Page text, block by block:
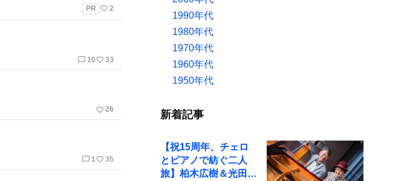
PR favorite_border 2
chat_bubble_outline 10favorite_border 33
favorite_border 26
chat_bubble_outline 1 favorite_border 35
1990年代
1980年代
1970年代
1960年代
1950年代
新着記事
【祝15周年、チェロ
とピアノで紡ぐ二人
旅】柏木広樹＆光田健